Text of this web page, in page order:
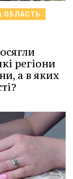
ОБЛАСТЬ
регіони
а в яких